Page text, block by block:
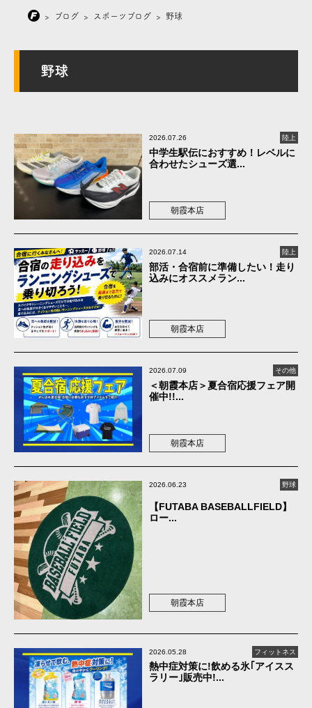
> ブログ > スポーツブログ > 野球
野球
2026.07.26 陸上
中学生駅伝におすすめ！レベルに
合わせたシューズ選...
朝霞本店
2026.07.14 陸上
部活・合宿前に準備したい！走り
込みにオススメラン...
朝霞本店
2026.07.09 その他
＜朝霞本店＞夏合宿応援フェア開
催中!!...
朝霞本店
2026.06.23 野球
【FUTABA BASEBALLFIELD】
ロー...
朝霞本店
2026.05.28 フィットネス
熱中症対策に!飲める氷｢アイスス
ラリー｣販売中!...